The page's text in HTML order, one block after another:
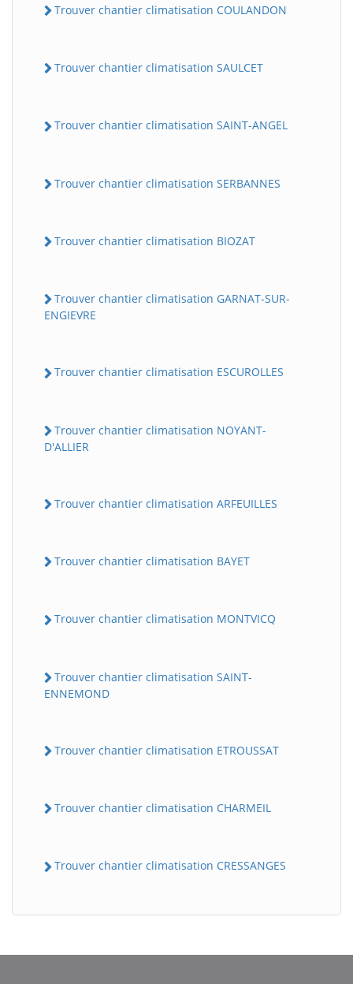
Trouver chantier climatisation COULANDON
Trouver chantier climatisation SAULCET
Trouver chantier climatisation SAINT-ANGEL
Trouver chantier climatisation SERBANNES
Trouver chantier climatisation BIOZAT
Trouver chantier climatisation GARNAT-SUR-
ENGIEVRE
Trouver chantier climatisation ESCUROLLES
Trouver chantier climatisation NOYANT-
D'ALLIER
Trouver chantier climatisation ARFEUILLES
Trouver chantier climatisation BAYET
Trouver chantier climatisation MONTVICQ
Trouver chantier climatisation SAINT-
ENNEMOND
Trouver chantier climatisation ETROUSSAT
Trouver chantier climatisation CHARMEIL
Trouver chantier climatisation CRESSANGES
BatiWebPro